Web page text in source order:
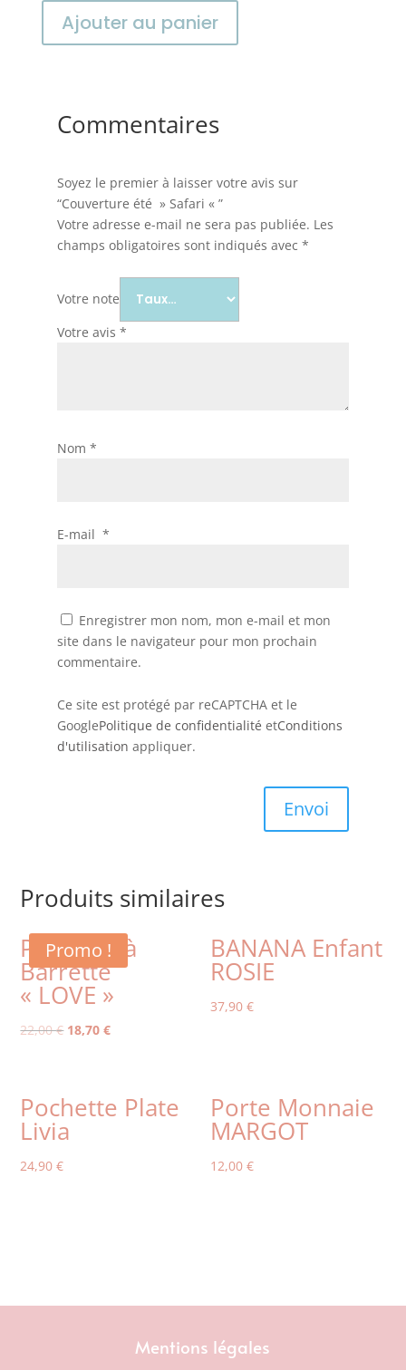
quantitéAjouter au panier
Commentaires
Soyez le premier à laisser votre avis sur
“Couverture été » Safari « ”
Votre adresse e-mail ne sera pas publiée. Les
champs obligatoires sont indiqués avec *
Votre note
Votre avis *
Nom *
E-mail *
Enregistrer mon nom, mon e-mail et mon
site dans le navigateur pour mon prochain
commentaire.
Ce site est protégé par reCAPTCHA et le
GooglePolitique de confidentialité etConditions
d'utilisation appliquer.
Envoi
Produits similaires
Promo !
Pochette à
Barrette
« LOVE »
22,00€ Le
était :
22,00 €.
18,70€Le
est :
BANANA Enfant
ROSIE
37,90€
Pochette Plate
Livia
24,90€
Porte Monnaie
MARGOT
12,00€
Mentions légales